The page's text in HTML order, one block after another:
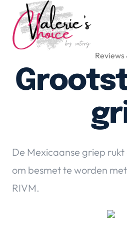
De Mexicaanse griep
om besmet te worden
RIVM.